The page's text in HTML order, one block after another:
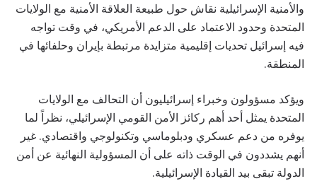
والأمنية الإسرائيلية نقاش حول طبيعة العلاقة الأمنية مع الولايات
المتحدة وحدود الاعتماد على الدعم الأمريكي، في وقت تواجه
فيه إسرائيل تحديات إقليمية متزايدة مرتبطة بإيران وحلفائها في
المنطقة.
ويؤكد مسؤولون وخبراء إسرائيليون أن التحالف مع الولايات
المتحدة يمثل أحد أهم ركائز الأمن القومي الإسرائيلي، نظراً لما
يوفره من دعم عسكري ودبلوماسي وتكنولوجي واقتصادي. غير
أنهم يشددون في الوقت ذاته على أن المسؤولية النهائية عن أمن
الدولة تبقى بيد القيادة الإسرائيلية.